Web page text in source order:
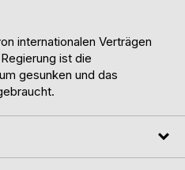
internationalen Verträgen
ist die
gesunken und das